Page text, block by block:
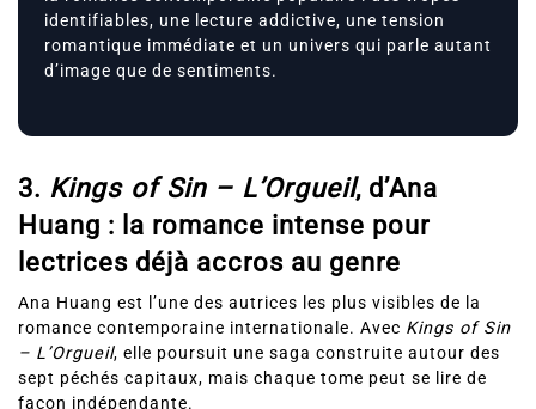
identifiables, une lecture addictive, une tension
romantique immédiate et un univers qui parle autant
d’image que de sentiments.
3. Kings of Sin – L’Orgueil, d’Ana
Huang : la romance intense pour
lectrices déjà accros au genre
Ana Huang est l’une des autrices les plus visibles de la
romance contemporaine internationale. Avec Kings of Sin
– L’Orgueil, elle poursuit une saga construite autour des
sept péchés capitaux, mais chaque tome peut se lire de
façon indépendante.